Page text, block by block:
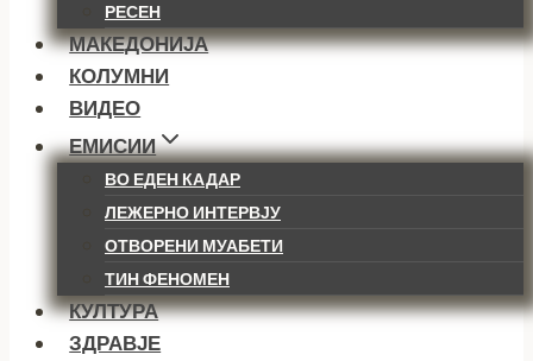
РЕСЕН
МАКЕДОНИЈА
КОЛУМНИ
ВИДЕО
ЕМИСИИ
ВО ЕДЕН КАДАР
ЛЕЖЕРНО ИНТЕРВЈУ
ОТВОРЕНИ МУАБЕТИ
ТИН ФЕНОМЕН
КУЛТУРА
ЗДРАВЈЕ